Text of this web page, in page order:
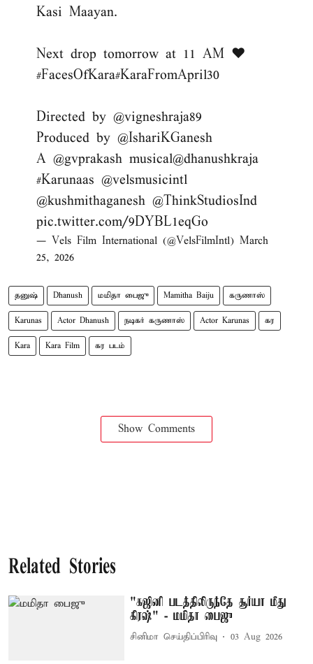
Kasi Maayan.
Next drop tomorrow at 11 AM ❤️
#FacesOfKara#KaraFromApril30
Directed by @vigneshraja89
Produced by @IshariKGanesh
A @gvprakash musical@dhanushkraja
#Karunaas @velsmusicintl
@kushmithaganesh @ThinkStudiosInd
pic.twitter.com/9DYBL1eqGo
— Vels Film International (@VelsFilmIntl) March
25, 2026
தனுஷ் Dhanush மமிதா பைஜு Mamitha Baiju கருணாஸ்
Karunas Actor Dhanush நடிகர் கருணாஸ் Actor Karunas கர
Kara Kara Film கர படம்
Show Comments
Related Stories
"கஜினி படத்திலிருந்தே சூர்யா மீது
கிரஷ்" - மமிதா பைஜு
சினிமா செய்திப்பிரிவு 03 Aug 2026